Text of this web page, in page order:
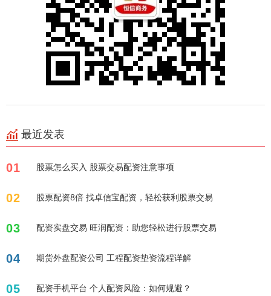
最近发表
01 股票怎么买入 股票交易配资注意事项
02 股票配资8倍 找卓信宝配资，轻松获利股票交易
03 配资实盘交易 旺润配资：助您轻松进行股票交易
04 期货外盘配资公司 工程配资垫资流程详解
05 配资手机平台 个人配资风险：如何规避？